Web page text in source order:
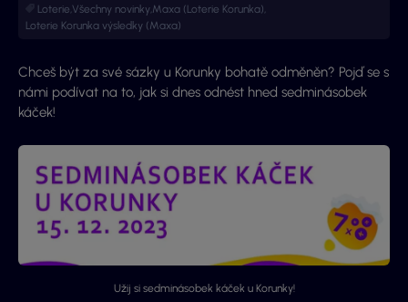
Loterie,Všechny novinky,Maxa (Loterie Korunka),
Loterie Korunka výsledky (Maxa)
Chceš být za své sázky u Korunky bohatě odměněn? Pojď se s
námi podívat na to, jak si dnes odnést hned sedminásobek
káček!
Užij si sedminásobek káček u Korunky!